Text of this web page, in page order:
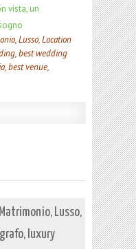
vista, un
Lusso, Location
best wedding
best venue,
Lusso,
luxury